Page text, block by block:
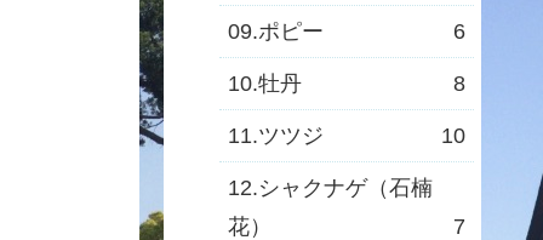
09.ポピー 6
10.牡丹 8
11.ツツジ 10
12.シャクナゲ（石楠
花）
7